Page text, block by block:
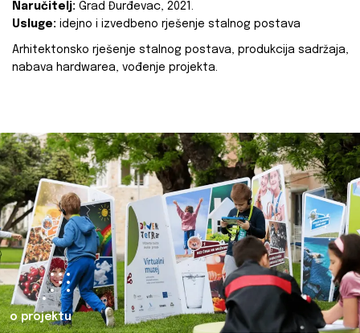
Naručitelj: Grad Đurđevac, 2021.
Usluge: idejno i izvedbeno rješenje stalnog postava
Arhitektonsko rješenje stalnog postava, produkcija sadržaja,
nabava hardwarea, vođenje projekta.
o projektu